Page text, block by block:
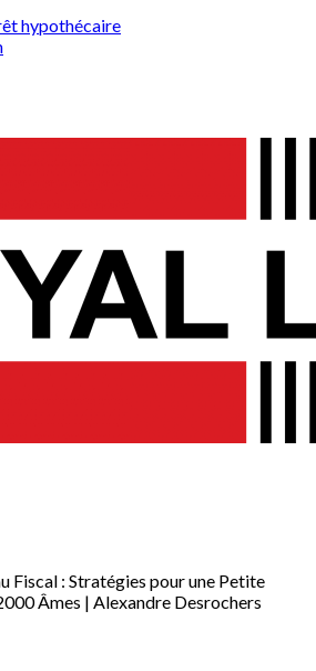
hypothécaire
Fiscal : Stratégies pour une Petite
Âmes | Alexandre Desrochers